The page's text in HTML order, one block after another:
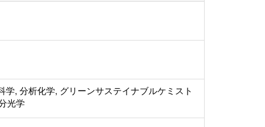
, 分析化学, グリーンサステイナブルケミスト
光学